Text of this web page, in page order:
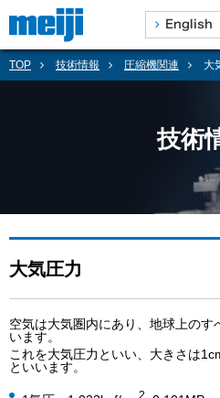
TOP 技術情報 圧縮機関連 大
技術
大気圧力
空気は大気圏内にあり、地球上の
います。
これを大気圧力といい、大きさは
といいます。
2